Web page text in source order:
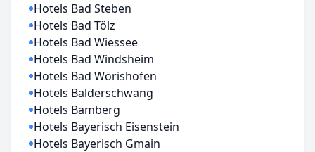
Hotels Bad Steben
Hotels Bad Tölz
Hotels Bad Wiessee
Hotels Bad Windsheim
Hotels Bad Wörishofen
Hotels Balderschwang
Hotels Bamberg
Hotels Bayerisch Eisenstein
Hotels Bayerisch Gmain